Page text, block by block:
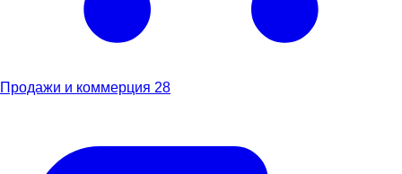
Продажи и коммерция 28